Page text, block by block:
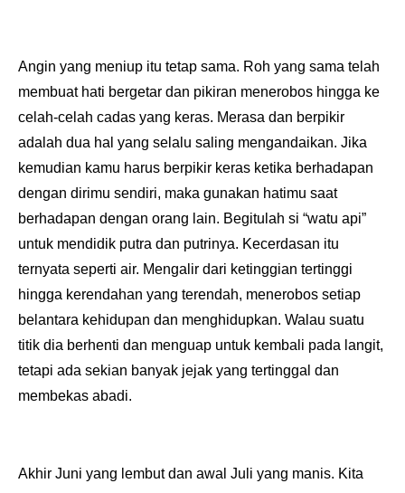
Angin yang meniup itu tetap sama. Roh yang sama telah
membuat hati bergetar dan pikiran menerobos hingga ke
celah-celah cadas yang keras. Merasa dan berpikir
adalah dua hal yang selalu saling mengandaikan. Jika
kemudian kamu harus berpikir keras ketika berhadapan
dengan dirimu sendiri, maka gunakan hatimu saat
berhadapan dengan orang lain. Begitulah si “watu api”
untuk mendidik putra dan putrinya. Kecerdasan itu
ternyata seperti air. Mengalir dari ketinggian tertinggi
hingga kerendahan yang terendah, menerobos setiap
belantara kehidupan dan menghidupkan. Walau suatu
titik dia berhenti dan menguap untuk kembali pada langit,
tetapi ada sekian banyak jejak yang tertinggal dan
membekas abadi.
Akhir Juni yang lembut dan awal Juli yang manis. Kita